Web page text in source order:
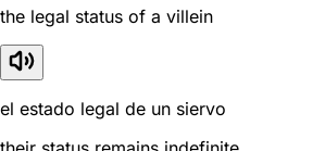
the legal status of a villein
el estado legal de un siervo